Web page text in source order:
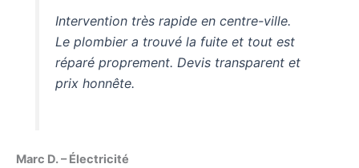
Intervention très rapide en centre-ville.
Le plombier a trouvé la fuite et tout est
réparé proprement. Devis transparent et
prix honnête.
Marc D. – Électricité